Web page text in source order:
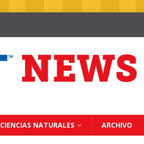
CIENCIAS NATURALES ARCHIVO